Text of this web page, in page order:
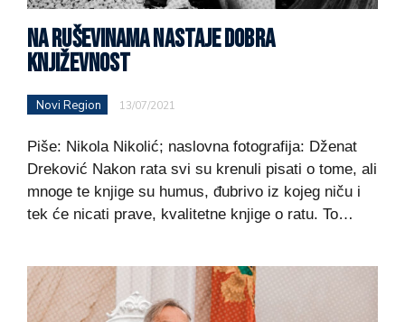
NA RUŠEVINAMA NASTAJE DOBRA
KNJIŽEVNOST
Novi Region 13/07/2021
Piše: Nikola Nikolić; naslovna fotografija: Dženat
Dreković Nakon rata svi su krenuli pisati o tome, ali
mnoge te knjige su humus, đubrivo iz kojeg niču i
tek će nicati prave, kvalitetne knjige o ratu. To…